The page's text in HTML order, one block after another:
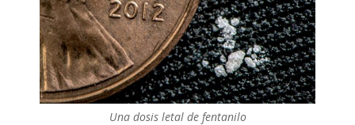
Una dosis letal de fentanilo